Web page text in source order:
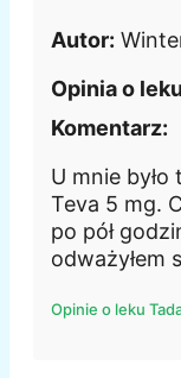
Autor:
Opinia o
Komentarz:
U mnie
Teva 5 mg.
po pół
odważyłem
Opinie o leku